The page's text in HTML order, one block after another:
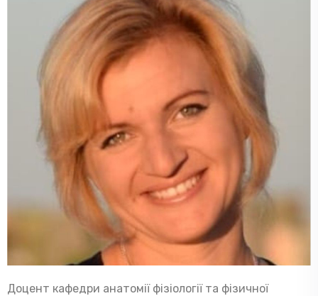
Доцент кафедри анатомії фізіології та фізичної